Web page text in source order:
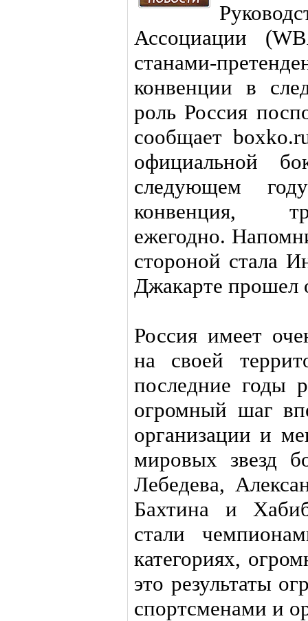
Ассоциации
станами-
конвенции в
роль Россия
сообщает
официальной
следующем
конвенция,
ежегодно.
стороной стала
Джакарте прошел
Россия имеет
на своей
последние годы
огромный шаг
организации и
мировых звезд
Лебедева,
Бахтина и
стали
категориях,
это результаты
спортсменами и